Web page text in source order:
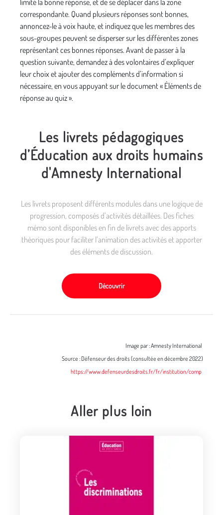
limité la bonne réponse, et de se déplacer dans la zone
correspondante. Quand plusieurs réponses sont bonnes,
annoncez-le à voix haute, et indiquez que les membres des
sous-groupes peuvent se disperser sur les différentes zones
représentant ces bonnes réponses. Avant de passer à la
question suivante, demandez à des volontaires d’expliquer
leur choix et ajouter des compléments d’information si
nécessaire, en vous appuyant sur le document « Éléments de
réponse au quiz ».
Les livrets pédagogiques
d’Éducation aux droits humains
d'Amnesty International
Les livrets proposent différents modules dans une logique de
progression, composés d’activités détaillées. Des fiches
mémo sont disponibles en fin de livrets avec des apports
théoriques pour faciliter l’animation des activités et apporter
des éléments de discussion.
Découvrir
Image par : Amnesty International
Source : Défenseur des droits (consultée en décembre 2022)
https://www.defenseurdesdroits.fr/fr/institution/comp
Aller plus loin